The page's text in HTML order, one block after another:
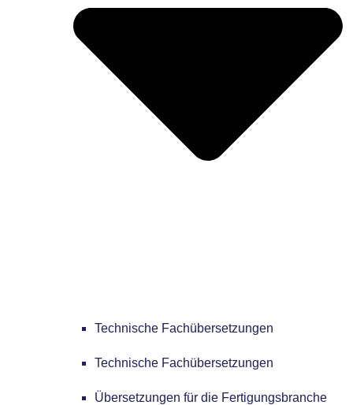
Technische Fachübersetzungen
Technische Fachübersetzungen
Übersetzungen für die Fertigungsbranche